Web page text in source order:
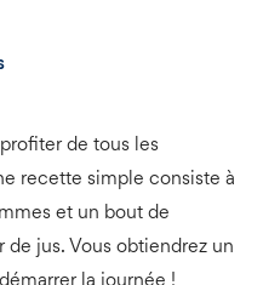
de tous les
recette simple consiste à
et un bout de
jus. Vous obtiendrez un